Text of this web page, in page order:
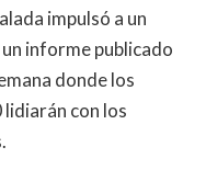
impulsó a un
informe publicado
donde los
con los